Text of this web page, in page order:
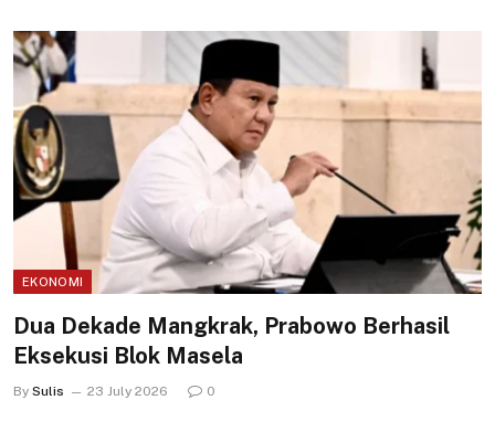
EKONOMI
Dua Dekade Mangkrak, Prabowo Berhasil
Eksekusi Blok Masela
By Sulis 23 July 2026 0